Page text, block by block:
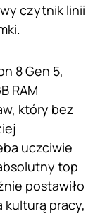
czytnik linii
8 Gen 5,
RAM
który bez
uczciwie
top
postawiło
kulturą pracy,